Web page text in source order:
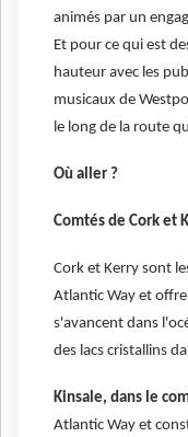
animés par un
Et pour ce qui est
hauteur avec les
musicaux de
le long de la route
Où aller ?
Comtés de Cork et
Cork et Kerry sont
Atlantic Way et
s'avancent dans
des lacs cristallins
Kinsale, dans le
Atlantic Way et